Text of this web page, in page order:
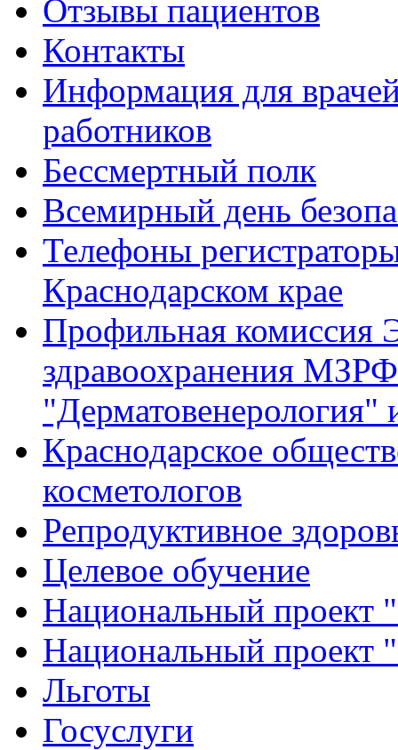
Отзывы пациентов
Контакты
Информация для
работников
Бессмертный полк
Всемирный день
Телефоны
Краснодарском крае
Профильная комиссия
здравоохранения
"Дерматовенерология"
Краснодарское
косметологов
Репродуктивное
Целевое обучение
Национальный проект
Национальный проект
Льготы
Госуслуги